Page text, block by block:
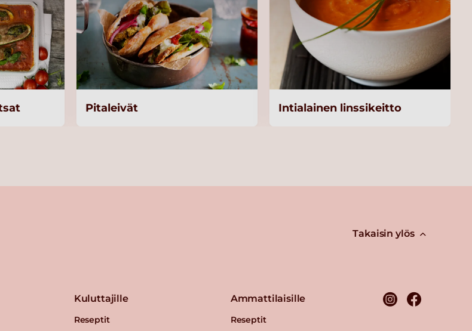
Pitaleivät Intialainen linssikeitto
Takaisin ylös
Kuluttajille
Reseptit
Ammattilaisille
Reseptit